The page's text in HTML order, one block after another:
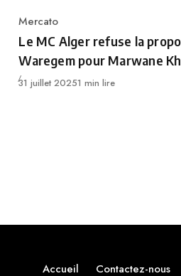
Category
Mercato
Le MC Alger refuse la
Waregem pour Marwane
Publié
31 juillet 20251 min lire
Accueil Contactez-nous